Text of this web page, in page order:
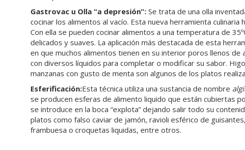
Gastrovac u Olla “a depresión”: Se trata de una olla
cocinar los alimentos al vacío. Esta nueva herramienta
Con ella se pueden cocinar alimentos a una temperatura de
delicados y suaves. La aplicación más destacada de esta
en que muchos alimentos tienen en su interior poros llenos
con diversos líquidos para completar o modificar su sabor.
manzanas con gusto de menta son algunos de los platos
Esferificación:Esta técnica utiliza una sustancia de nombre
se producen esferas de alimento liquido que están cubiertas
se introduce en la boca “explota” dejando salir todo su
platos como falso caviar de jamón, ravioli esférico de
frambuesa o croquetas liquidas, entre otros.